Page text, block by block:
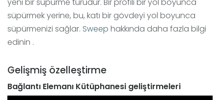
süpürmek yerine, bu, katı bir gövdeyi yol boyunca
süpürmenizi sağlar. Sweep hakkında daha fazla bilgi
edinin .
Gelişmiş özelleştirme
Bağlantı Elemanı Kütüphanesi geliştirmeleri